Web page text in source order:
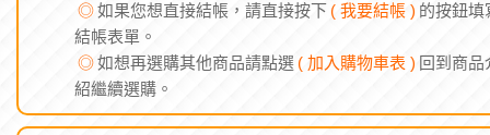
◎如果您想直接結帳，請直接按下 ( 我要結帳 ) 的按鈕填
結帳表單。
◎如想再選購其他商品請點選 ( 加入購物車表 ) 回到商品
紹繼續選購。